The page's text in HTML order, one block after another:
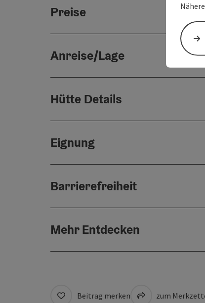
Preise
Anreise/Lage
Hütte Details
Eignung
Barrierefreiheit
Mehr Entdecken
Beitrag merken zum